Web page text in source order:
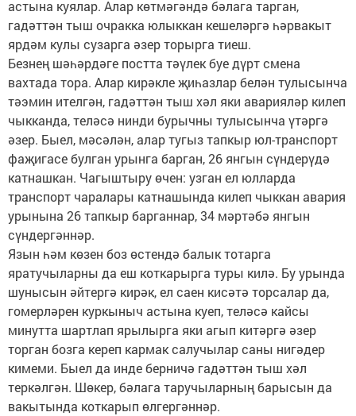
астына куялар. Алар көтмәгәндә бәлага тарган,
гадәттән тыш очракка юлыккан кешеләргә һәрвакыт
ярдәм кулы сузарга әзер торырга тиеш.
Безнең шәһәрдәге постта тәүлек буе дүрт смена
вахтада тора. Алар кирәкле җиһазлар белән тулысынча
тәэмин ителгән, гадәттән тыш хәл яки аварияләр килеп
чыкканда, теләсә нинди бурычны тулысынча үтәргә
әзер. Быел, мәсәлән, алар тугыз тапкыр юл-транспорт
фаҗигасе булган урынга барган, 26 янгын сүндерүдә
катнашкан. Чагыштыру өчен: узган ел юлларда
транспорт чаралары катнашында килеп чыккан авария
урынына 26 тапкыр барганнар, 34 мәртәбә янгын
сүндергәннәр.
Язын һәм көзен боз өстендә балык тотарга
яратучыларны да еш коткарырга туры килә. Бу урында
шунысын әйтергә кирәк, ел саен кисәтә торсалар да,
гомерләрен куркыныч астына куеп, теләсә кайсы
минутта шартлап ярылырга яки агып китәргә әзер
торган бозга кереп кармак салучылар саны нигәдер
кимеми. Быел да инде берничә гадәттән тыш хәл
теркәлгән. Шөкер, бәлага таручыларның барысын да
вакытында коткарып өлгергәннәр.